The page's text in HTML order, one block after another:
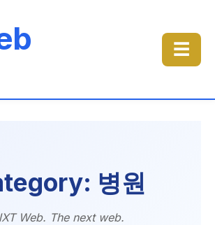
☰
병원
Web. The next web.